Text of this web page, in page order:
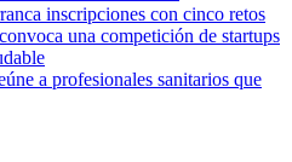
inscripciones con cinco retos
una competición de startups
a profesionales sanitarios que